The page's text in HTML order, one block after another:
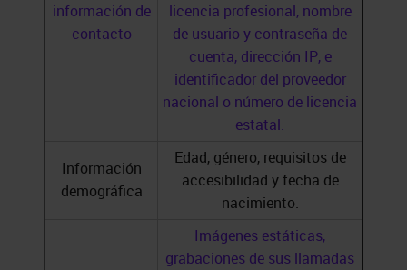
información de
contacto
licencia profesional, nombre
de usuario y contraseña de
cuenta, dirección IP, e
identificador del proveedor
nacional o número de licencia
estatal.
Información
demográfica
Edad, género, requisitos de
accesibilidad y fecha de
nacimiento.
Imágenes estáticas,
grabaciones de sus llamadas